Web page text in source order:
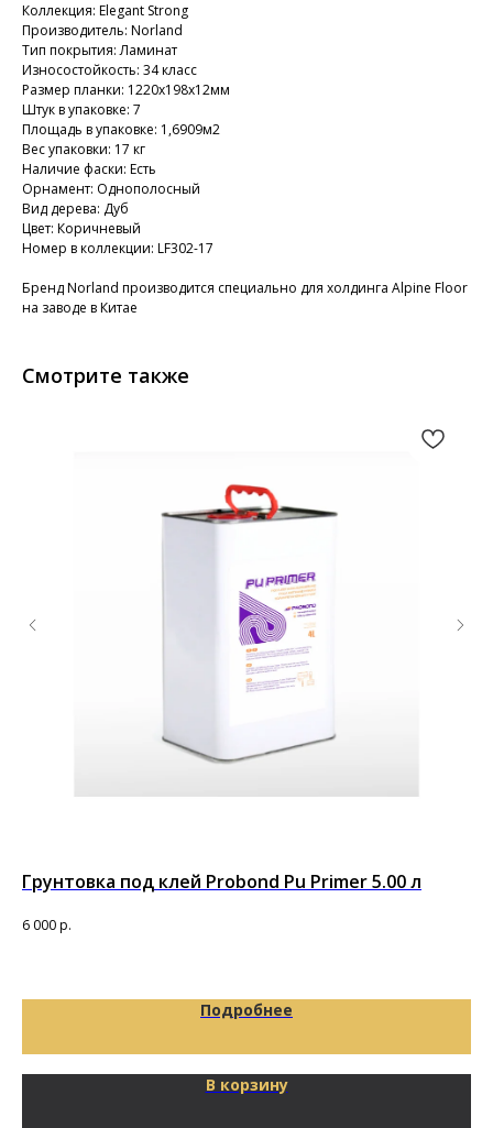
Коллекция: Elegant Strong
Производитель: Norland
Тип покрытия: Ламинат
Износостойкость: 34 класс
Размер планки: 1220х198х12мм
Штук в упаковке: 7
Площадь в упаковке: 1,6909м2
Вес упаковки: 17 кг
Наличие фаски: Есть
Орнамент: Однополосный
Вид дерева: Дуб
Цвет: Коричневый
Номер в коллекции: LF302-17
Бренд Norland производится специально для холдинга Alpine Floor
на заводе в Китае
Смотрите также
Грунтовка под клей Probond Pu Primer 5.00 л
6 000р.
Подробнее
В корзину